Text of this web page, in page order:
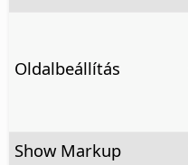
Oldalbeállítás
Show Markup